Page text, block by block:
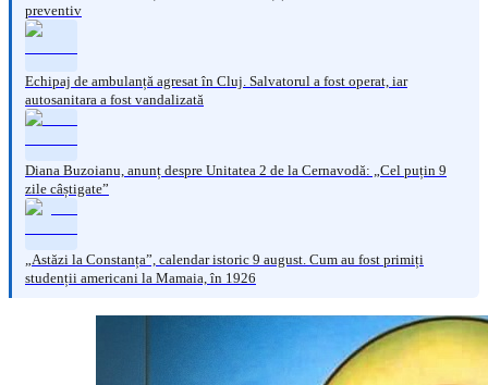
preventiv
Echipaj de ambulanță agresat în Cluj. Salvatorul a fost operat, iar
autosanitara a fost vandalizată
Diana Buzoianu, anunț despre Unitatea 2 de la Cernavodă: „Cel puțin 9
zile câștigate”
„Astăzi la Constanța”, calendar istoric 9 august. Cum au fost primiți
studenții americani la Mamaia, în 1926